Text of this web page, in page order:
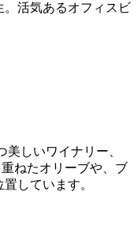
。活気あるオフィスビ
美しいワイナリー、
重ねたオリーブや、ブ
しています。